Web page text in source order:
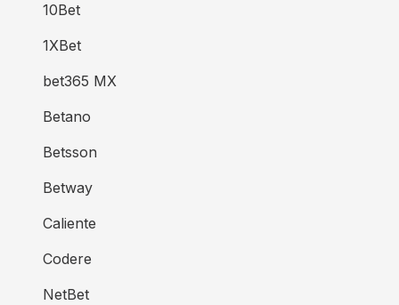
10Bet
1XBet
bet365 MX
Betano
Betsson
Betway
Caliente
Codere
NetBet